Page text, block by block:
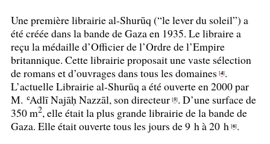
Une première librairie al-Shurūq (“le lever du soleil”) a
été créée dans la bande de Gaza en 1935. Le libraire a
reçu la médaille d’Officier de l’Ordre de l’Empire
britannique. Cette librairie proposait une vaste sélection
de romans et d’ouvrages dans tous les domaines [4].
L’actuelle Librairie al-Shurūq a été ouverte en 2000 par
M. ʿAdlī Najāḥ Nazzāl, son directeur[5]. D’une surface de
350 m2, elle était la plus grande librairie de la bande de
Gaza. Elle était ouverte tous les jours de 9 h à 20 h [6].